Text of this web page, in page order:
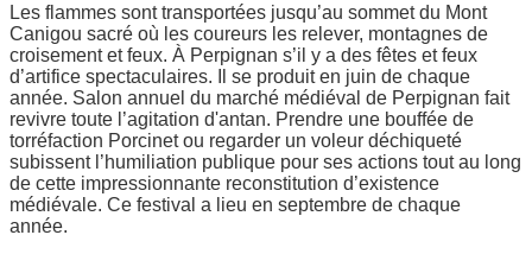
Les flammes sont transportées jusqu’au sommet du Mont
Canigou sacré où les coureurs les relever, montagnes de
croisement et feux. À Perpignan s’il y a des fêtes et feux
d’artifice spectaculaires. Il se produit en juin de chaque
année. Salon annuel du marché médiéval de Perpignan fait
revivre toute l’agitation d'antan. Prendre une bouffée de
torréfaction Porcinet ou regarder un voleur déchiqueté
subissent l’humiliation publique pour ses actions tout au long
de cette impressionnante reconstitution d’existence
médiévale. Ce festival a lieu en septembre de chaque
année.